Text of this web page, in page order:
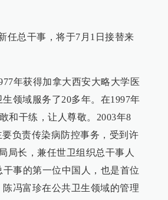
任总干事，将于7月1日接替来
年获得加拿大西安大略大学医
领域服务了20多年。在1997年
和干练，让人尊敬。2003年8
负责传染病防控事务，受到许
局长，兼任世卫组织总干事人
事的第一位中国人，也是首位
冯富珍在公共卫生领域的管理